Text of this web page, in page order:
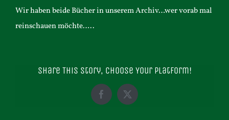
Wir haben beide Bücher in unserem Archiv…wer vorab mal
reinschauen möchte…..
Share This Story, Choose Your Platform!
Facebook
X